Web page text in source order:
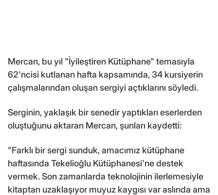
Mercan, bu yıl "İyileştiren Kütüphane" temasıyla
62'ncisi kutlanan hafta kapsamında, 34 kursiyerin
çalışmalarından oluşan sergiyi açtıklarını söyledi.
Serginin, yaklaşık bir senedir yaptıkları eserlerden
oluştuğunu aktaran Mercan, şunları kaydetti:
"Farklı bir sergi sunduk, amacımız kütüphane
haftasında Tekelioğlu Kütüphanesi'ne destek
vermek. Son zamanlarda teknolojinin ilerlemesiyle
kitaptan uzaklaşıyor muyuz kaygısı var aslında ama